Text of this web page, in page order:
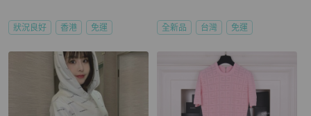
狀況良好 香港 免運 全新品 台灣 免運